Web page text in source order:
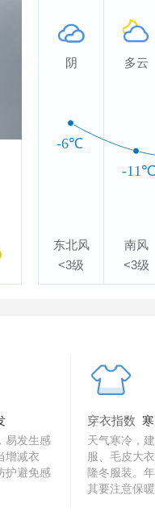
阴
东北风
<3级
多云
南风
<3级
-6℃
-11℃
易发生感
增减衣
护避免感
穿衣指数
天气寒冷，
服、毛皮大
隆冬服装。
其要注意保暖